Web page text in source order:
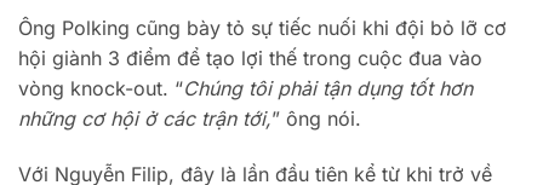
Ông Polking cũng bày tỏ sự tiếc nuối khi đội bỏ lỡ cơ
hội giành 3 điểm để tạo lợi thế trong cuộc đua vào
vòng knock-out. “Chúng tôi phải tận dụng tốt hơn
những cơ hội ở các trận tới,” ông nói.
Với Nguyễn Filip, đây là lần đầu tiên kể từ khi trở về